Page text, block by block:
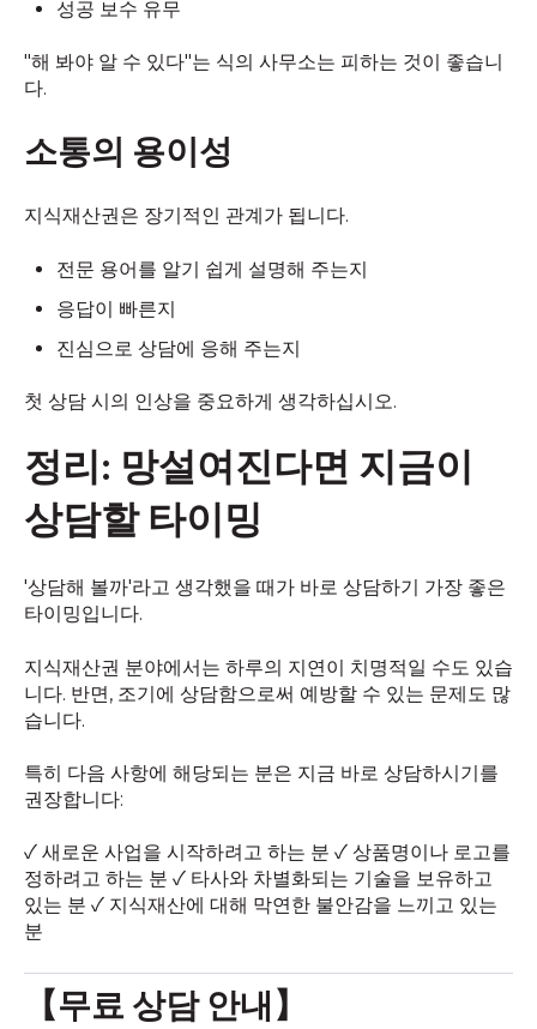
성공 보수 유무
"해 봐야 알 수 있다"는 식의 사무소는 피하는 것이 좋습니
다.
소통의 용이성
지식재산권은 장기적인 관계가 됩니다.
전문 용어를 알기 쉽게 설명해 주는지
응답이 빠른지
진심으로 상담에 응해 주는지
첫 상담 시의 인상을 중요하게 생각하십시오.
정리: 망설여진다면 지금이
상담할 타이밍
'상담해 볼까'라고 생각했을 때가 바로 상담하기 가장 좋은
타이밍입니다.
지식재산권 분야에서는 하루의 지연이 치명적일 수도 있습
니다. 반면, 조기에 상담함으로써 예방할 수 있는 문제도 많
습니다.
특히 다음 사항에 해당되는 분은 지금 바로 상담하시기를
권장합니다:
✓ 새로운 사업을 시작하려고 하는 분 ✓ 상품명이나 로고를
정하려고 하는 분 ✓ 타사와 차별화되는 기술을 보유하고
있는 분 ✓ 지식재산에 대해 막연한 불안감을 느끼고 있는
분
【무료 상담 안내】